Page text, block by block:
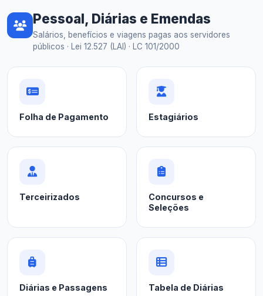
Pessoal, Diárias e Emendas
Salários, benefícios e viagens pagas aos servidores
públicos · Lei 12.527 (LAI) · LC 101/2000
Folha de Pagamento Estagiários
Terceirizados
Concursos e
Seleções
Diárias e Passagens Tabela de Diárias